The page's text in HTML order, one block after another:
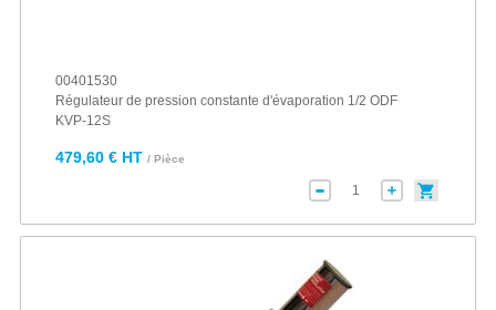
00401530
Régulateur de pression constante d'évaporation 1/2 ODF
KVP-12S
479,60 € HT / Pièce